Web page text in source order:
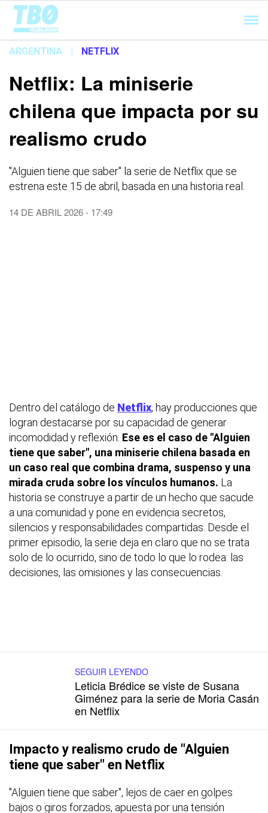
Cargando...
ARGENTINA | NETFLIX
Netflix: La miniserie
chilena que impacta por su
realismo crudo
"Alguien tiene que saber" la serie de Netflix que se
estrena este 15 de abril, basada en una historia real.
14 DE ABRIL 2026 - 17:49
Dentro del catálogo de Netflix, hay producciones que
logran destacarse por su capacidad de generar
incomodidad y reflexión. Ese es el caso de "Alguien
tiene que saber", una miniserie chilena basada en
un caso real que combina drama, suspenso y una
mirada cruda sobre los vínculos humanos. La
historia se construye a partir de un hecho que sacude
a una comunidad y pone en evidencia secretos,
silencios y responsabilidades compartidas. Desde el
primer episodio, la serie deja en claro que no se trata
solo de lo ocurrido, sino de todo lo que lo rodea: las
decisiones, las omisiones y las consecuencias.
SEGUIR LEYENDO
Leticia Brédice se viste de Susana
Giménez para la serie de Moria Casán
en Netflix
Impacto y realismo crudo de "Alguien
tiene que saber" en Netflix
"Alguien tiene que saber", lejos de caer en golpes
bajos o giros forzados, apuesta por una tensión